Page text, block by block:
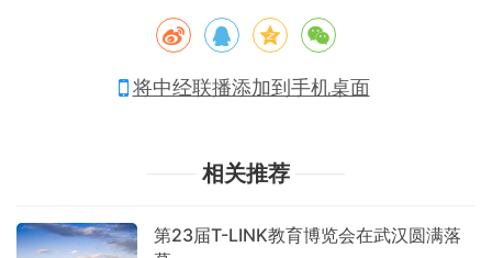
将中经联播添加到手机桌面
相关推荐
第23届T-LINK教育博览会在武汉圆满落